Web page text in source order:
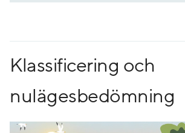
Klassificering och
nulägesbedömning